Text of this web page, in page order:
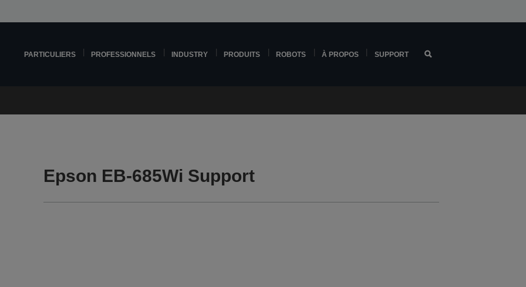
PARTICULIERS PROFESSIONNELS INDUSTRY PRODUITS ROBOTS À PROPOS SUPPORT
Epson EB-685Wi Support